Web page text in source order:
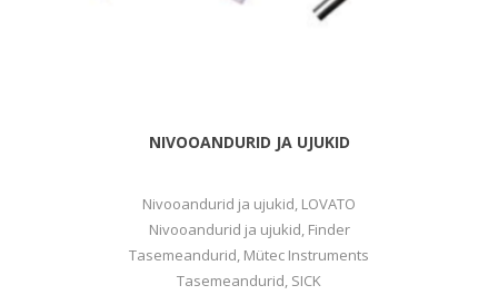
NIVOOANDURID JA UJUKID
Nivooandurid ja ujukid, LOVATO
Nivooandurid ja ujukid, Finder
Tasemeandurid, Mütec Instruments
Tasemeandurid, SICK